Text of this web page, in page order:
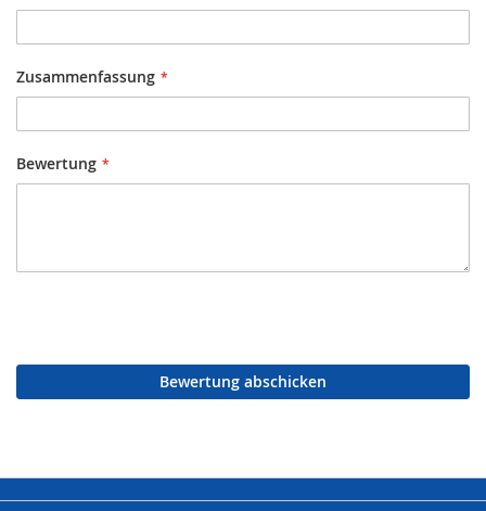
Zusammenfassung
Bewertung
Bewertung abschicken